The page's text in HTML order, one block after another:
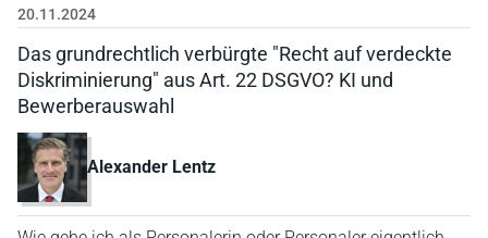
20.11.2024
Das grundrechtlich verbürgte "Recht auf verdeckte
Diskriminierung" aus Art. 22 DSGVO? KI und
Bewerberauswahl
Alexander Lentz